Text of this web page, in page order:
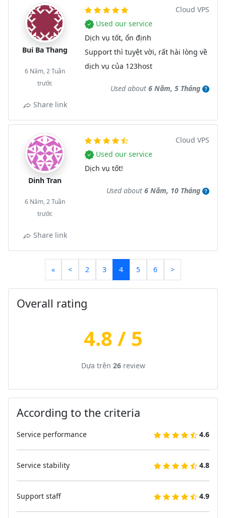
Bui Ba Thang
6 Năm, 2 Tuần
trước
Share link
Cloud VPS
Used our service
Dịch vụ tốt, ổn định
Support thì tuyệt vời, rất hài lòng về
dịch vụ của 123host
Used about 6 Năm, 5 Tháng
Dinh Tran
6 Năm, 2 Tuần
trước
Share link
Cloud VPS
Used our service
Dịch vụ tốt!
Used about 6 Năm, 10 Tháng
« < 2 3 4 5 6 >
Overall rating
4.8 / 5
Dựa trên 26review
According to the criteria
Service performance 4.6
Service stability 4.8
Support staff 4.9